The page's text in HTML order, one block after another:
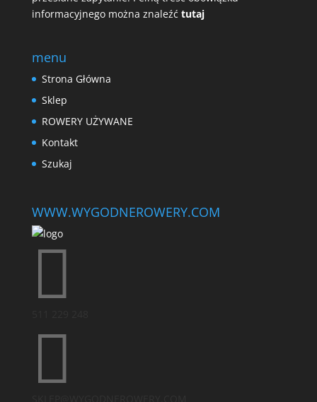
informacyjnego można znaleźć tutaj
menu
Strona Główna
Sklep
ROWERY UŻYWANE
Kontakt
Szukaj
WWW.WYGODNEROWERY.COM

